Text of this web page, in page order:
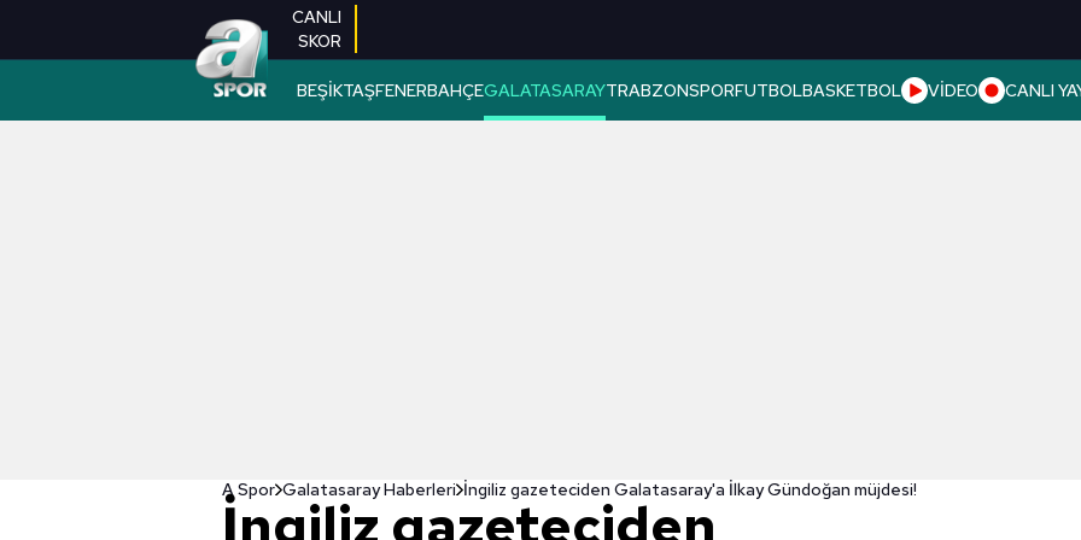
CANLI
SKOR
BEŞİKTAŞFENERBAHÇEGALATASARAYTRABZONSPORFUTBOLBASKETBOL VİDEO CANLI
A Spor Galatasaray Haberleri İngiliz gazeteciden Galatasaray'a İlkay Gündoğan müjdesi!
İngiliz gazeteciden